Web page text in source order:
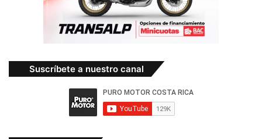
Suscríbete a nuestro canal